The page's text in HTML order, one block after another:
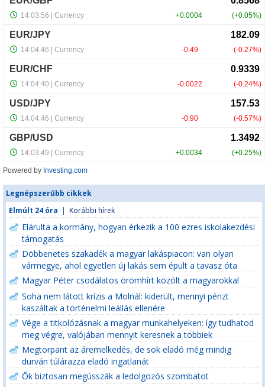
Powered by Investing.com
Legnépszerűbb cikkek
Elmúlt 24 óra | Korábbi hírek
Elárulta a kormány, hogyan érkezik a 100 ezres iskolakezdési
támogatás
Döbbenetes szakadék a magyar lakáspiacon: van olyan
vármegye, ahol egyetlen új lakás sem épült a tavasz óta
Magyar Péter csodálatos örömhírt közölt a magyarokkal
Soha nem látott krízis a Molnál: kiderült, mennyi pénzt
kaszáltak a történelmi leállás ellenére
Vége a titkolózásnak a magyar munkahelyeken: így tudhatod
meg végre, valójában mennyit keresnek a többiek
Megtorpant az áremelkedés, de sok eladó még mindig
durván túlárazza eladó ingatlanát
Ők biztosan megússzák a ledolgozós szombatot